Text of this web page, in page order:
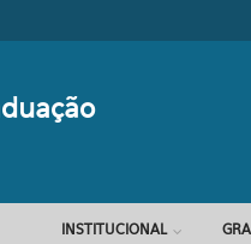
INSTITUCIONAL